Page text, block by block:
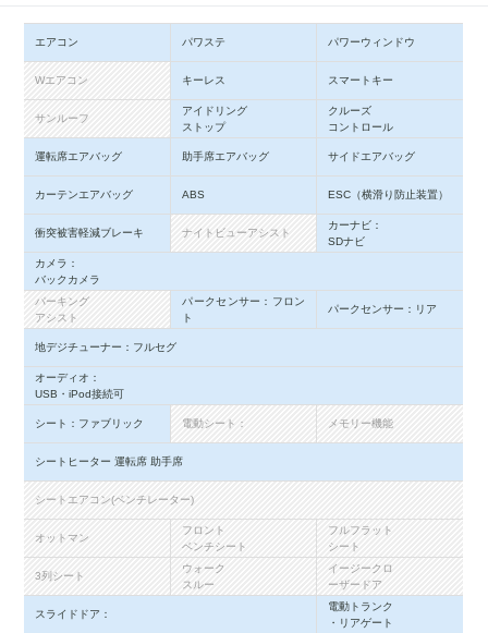
エアコン パワステ パワーウィンドウ
Wエアコン キーレス スマートキー
サンルーフ
アイドリング
ストップ
クルーズ
コントロール
運転席エアバッグ 助手席エアバッグ サイドエアバッグ
カーテンエアバッグ ABS ESC（横滑り防止装置）
衝突被害軽減ブレーキ ナイトビューアシスト
カーナビ：
SDナビ
カメラ：
バックカメラ
パーキング
アシスト
パークセンサー：フロン
ト
パークセンサー：リア
地デジチューナー：フルセグ
オーディオ：
USB・iPod接続可
シート：ファブリック 電動シート： メモリー機能
シートヒーター 運転席 助手席
シートエアコン(ベンチレーター)
オットマン
フロント
ベンチシート
フルフラット
シート
3列シート
ウォーク
スルー
イージークロ
ーザードア
スライドドア：
電動トランク
・リアゲート